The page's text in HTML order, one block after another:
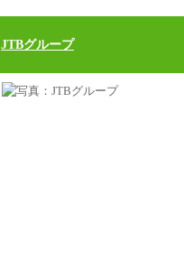
JTBグループ